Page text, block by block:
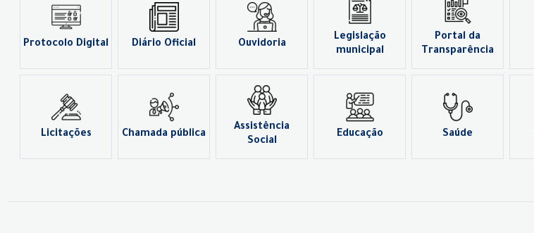
Protocolo Digital Diário Oficial Ouvidoria
Legislação
municipal
Portal da
Transparência
Licitações Chamada pública
Assistência
Social
Educação Saúde